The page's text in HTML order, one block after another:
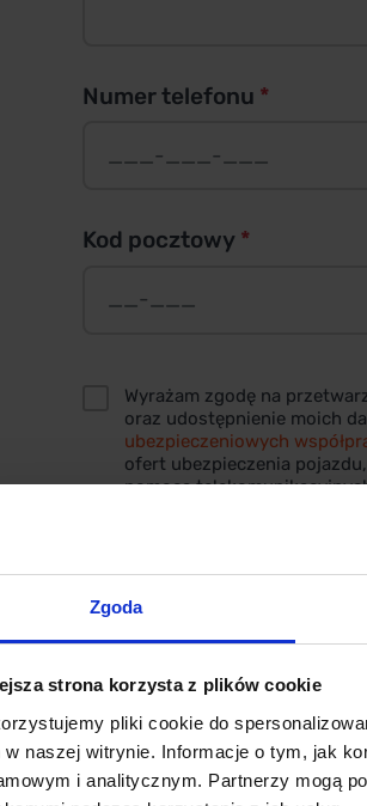
Zgoda
strona korzysta z plików cookie
pliki cookie do
w naszej witrynie. Informacje o tym, jak
i analitycznym. Partnerzy mogą
Numer telefonu *
Kod pocztowy *
Wyrażam zgodę na
oraz udostępnienie moich
ubezpieczeniowych
ofert ubezpieczenia
pomocą